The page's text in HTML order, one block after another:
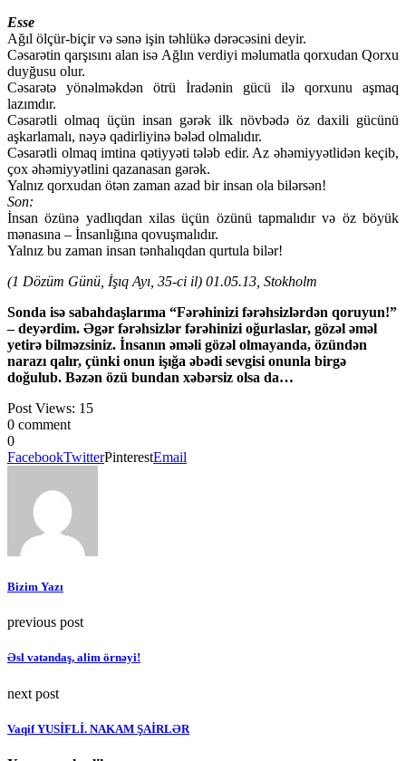
Esse
Ağıl ölçür-biçir və sənə işin təhlükə dərəcəsini deyir.
Cəsarətin qarşısını alan isə Ağlın verdiyi məlumatla qorxudan Qorxu
duyğusu olur.
Cəsarətə yönəlməkdən ötrü İradənin gücü ilə qorxunu aşmaq
lazımdır.
Cəsarətli olmaq üçün insan gərək ilk növbədə öz daxili gücünü
aşkarlamalı, nəyə qadirliyinə bələd olmalıdır.
Cəsarətli olmaq imtina qətiyyəti tələb edir. Az əhəmiyyətlidən keçib,
çox əhəmiyyətlini qazanasan gərək.
Yalnız qorxudan ötən zaman azad bir insan ola bilərsən!
Son:
İnsan özünə yadlıqdan xilas üçün özünü tapmalıdır və öz böyük
mənasına – İnsanlığına qovuşmalıdır.
Yalnız bu zaman insan tənhalıqdan qurtula bilər!
(1 Dözüm Günü, İşıq Ayı, 35-ci il) 01.05.13, Stokholm
Sonda isə sabahdaşlarıma “Fərəhinizi fərəhsizlərdən qoruyun!”
– deyərdim. Əgər fərəhsizlər fərəhinizi oğurlaslar, gözəl əməl
yetirə bilməzsiniz. İnsanın əməli gözəl olmayanda, özündən
narazı qalır, çünki onun işığa əbədi sevgisi onunla birgə
doğulub. Bəzən özü bundan xəbərsiz olsa da…
Post Views: 15
0 comment
0
FacebookTwitterPinterestEmail
Bizim Yazı
previous post
Əsl vətəndaş, alim örnəyi!
next post
Vaqif YUSİFLİ. NAKAM ŞAİRLƏR